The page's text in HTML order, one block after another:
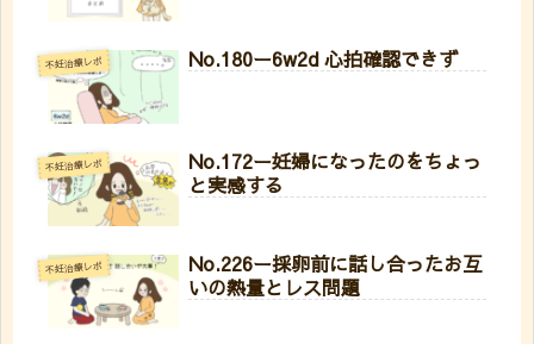
不妊治療レポ No.180ー6w2d 心拍確認できず
不妊治療レポ
No.172ー妊婦になったのをちょっ
と実感する
不妊治療レポ
No.226ー採卵前に話し合ったお互
いの熱量とレス問題